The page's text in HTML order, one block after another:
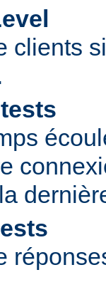
clients